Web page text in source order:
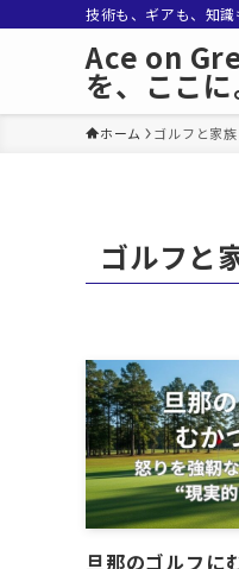
技術も、ギアも、知
Ace on
を、ここに
ホーム ゴルフと家族
ゴルフと
旦那のゴルフに